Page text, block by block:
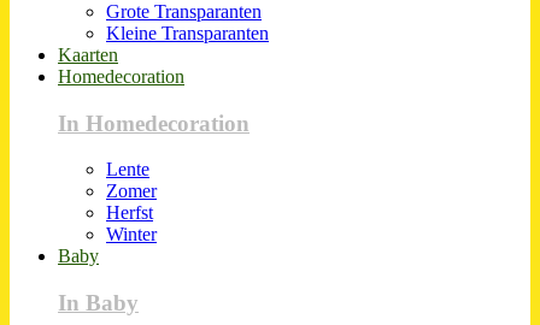
Grote Transparanten
Kleine Transparanten
Kaarten
Homedecoration
In Homedecoration
Lente
Zomer
Herfst
Winter
Baby
In Baby